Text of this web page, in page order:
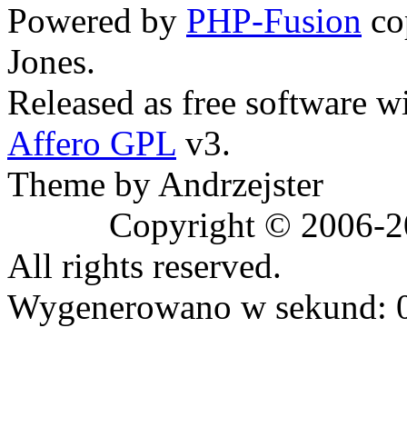
Powered by PHP-Fusion
Jones.
Released as free software
Affero GPL v3.
Theme by Andrzejster
Copyright © 2006-
All rights reserved.
Wygenerowano w sekund: